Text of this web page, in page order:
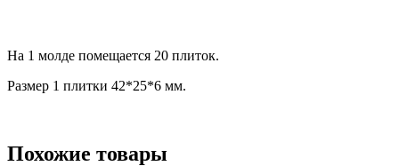
На 1 молде помещается 20 плиток.
Размер 1 плитки 42*25*6 мм.
Похожие товары